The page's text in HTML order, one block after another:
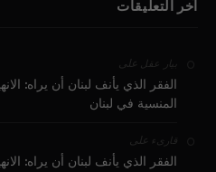
آخر التعليقات
بيار عقل على
الفقر الذي يأنف لبنان أن يراه:
المنسية في لبنان
قارىء على
الفقر الذي يأنف لبنان أن يراه: